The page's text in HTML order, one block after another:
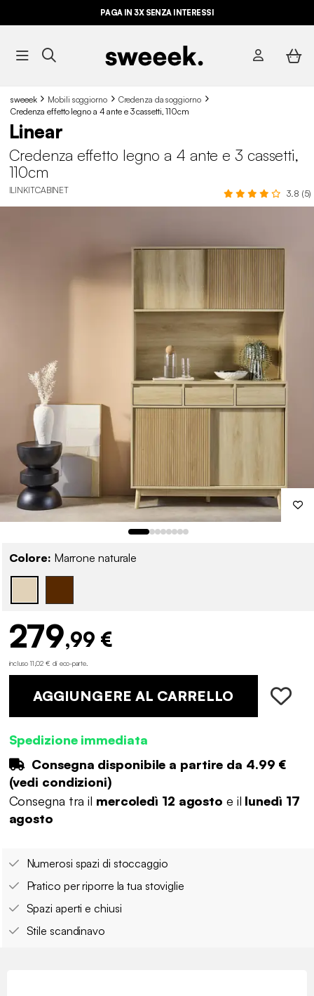
PAGA IN 3X SENZA INTERESSI
sweeek Mobili soggiorno
Credenza da soggiorno
Credenza effetto legno a 4 ante e 3 cassetti, 110cm
Linear
Credenza effetto legno a 4 ante e 3 cassetti,
110cm
ILINKITCABINET 3.8 (5)
Colore: Marrone naturale
279,99 €
incluso 11,02 € di eco-parte.
AGGIUNGERE AL CARRELLO
Spedizione immediata
Consegna disponibile a partire da 4.99 €
(vedi condizioni)
Consegna tra il mercoledì 12 agosto e il lunedì 17
agosto
Numerosi spazi di stoccaggio
Pratico per riporre la tua stoviglie
Spazi aperti e chiusi
Stile scandinavo